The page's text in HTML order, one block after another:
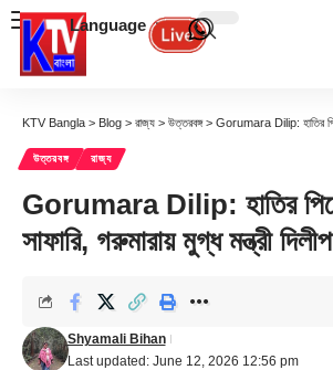
Language
KTV Bangla > Blog > রাজ্য > উত্তরবঙ্গ> Gorumara Dilip: হাতির পিঠে সস্ত্রীক
উত্তরবঙ্গ রাজ্য
Gorumara Dilip: হাতির পিঠে
সাফারি, গরুমারায় মুগ্ধ মন্ত্রী
Last updated: June 12, 2026 12:56 pm
Shyamali Bihan